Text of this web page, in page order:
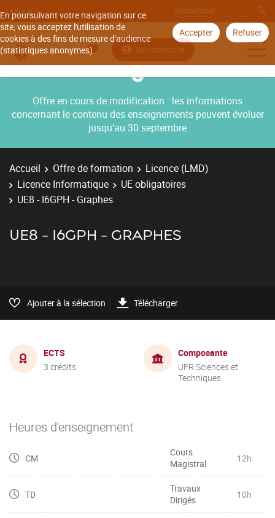
En poursuivant votre navigation sur ce
site, vous acceptez l'utilisation de
cookies à des fins de mesure d'audience
(statistiques anonymes).
Accepter Refuser
Aller à
Se connecter
Offre en cours de modification : les informations
concernant le contenu des enseignements peuvent évoluer
jusqu’au 30 septembre
Accueil Offre de formation
Licence (LMD)
Licence Informatique
UE obligatoires
UE8 - I6GPH - Graphes
UE8 - I6GPH - GRAPHES
Ajouter à la sélection Télécharger
ECTS
3 crédits
Composante
UFR Sciences et
Techniques
Heures d'enseignement
CM
Cours
Magistral
12h
TD
Travaux
Dirigés
10h